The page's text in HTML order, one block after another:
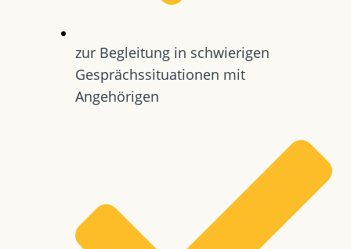
zur Begleitung in schwierigen
Gesprächssituationen mit
Angehörigen